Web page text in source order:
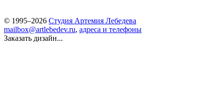
© 1995–2026 Студия Артемия Лебедева
mailbox@artlebedev.ru, адреса и телефоны
Заказать дизайн...